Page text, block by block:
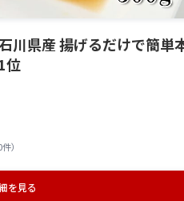
川県産 揚げるだけで簡単
位
件）
を見る